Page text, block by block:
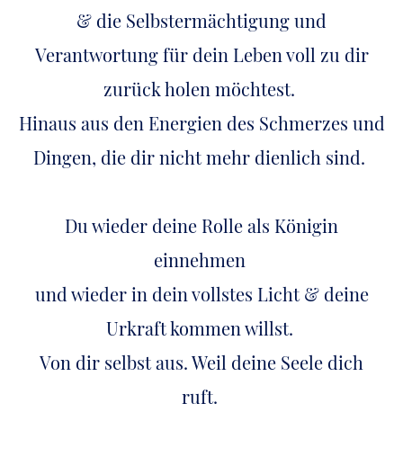
& die Selbstermächtigung und
Verantwortung für dein Leben voll zu dir
zurück holen möchtest.
Hinaus aus den Energien des Schmerzes und
Dingen, die dir nicht mehr dienlich sind.
Du wieder deine Rolle als Königin
einnehmen
und wieder in dein vollstes Licht & deine
Urkraft kommen willst.
Von dir selbst aus. Weil deine Seele dich
ruft.